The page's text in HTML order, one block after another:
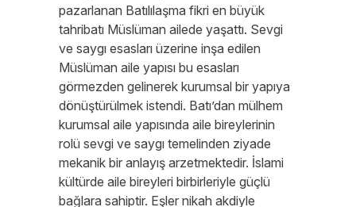
pazarlanan Batılılaşma fikri en büyük
tahribatı Müslüman ailede yaşattı. Sevgi
ve saygı esasları üzerine inşa edilen
Müslüman aile yapısı bu esasları
görmezden gelinerek kurumsal bir yapıya
dönüştürülmek istendi. Batı’dan mülhem
kurumsal aile yapısında aile bireylerinin
rolü sevgi ve saygı temelinden ziyade
mekanik bir anlayış arzetmektedir. İslami
kültürde aile bireyleri birbirleriyle güçlü
bağlara sahiptir. Eşler nikah akdiyle